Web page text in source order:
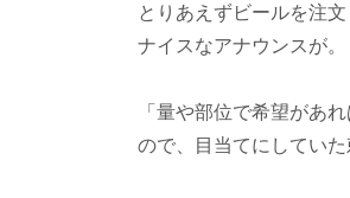
とりあえずビールを注
ナイスなアナウンスが。
「量や部位で希望があ
ので、目当てにしてい